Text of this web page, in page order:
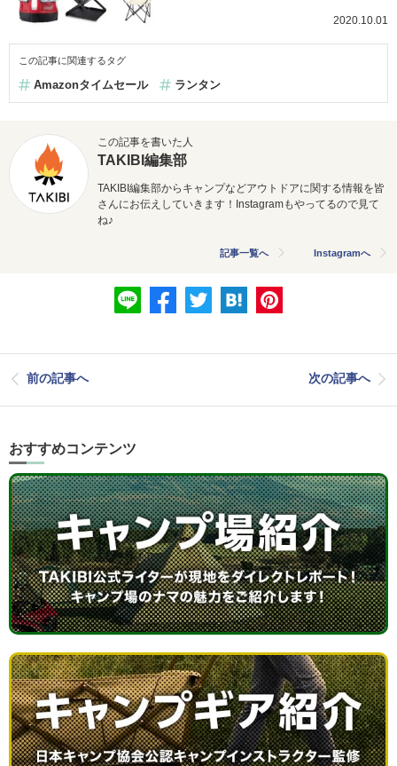
2020.10.01
この記事に関連するタグ
Amazonタイムセール ランタン
この記事を書いた人
TAKIBI編集部
TAKIBI編集部からキャンプなどアウトドアに関する情報を皆
さんにお伝えしていきます！Instagramもやってるので見て
ね♪
記事一覧へ Instagramへ
前の記事へ 次の記事へ
おすすめコンテンツ